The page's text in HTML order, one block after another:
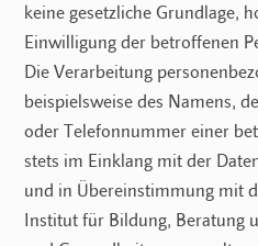
keine gesetzliche Grundlage,
Einwilligung der betroffenen
Die Verarbeitung
beispielsweise des Namens,
oder Telefonnummer einer
stets im Einklang mit der
und in Übereinstimmung mit
Institut für Bildung, Beratung